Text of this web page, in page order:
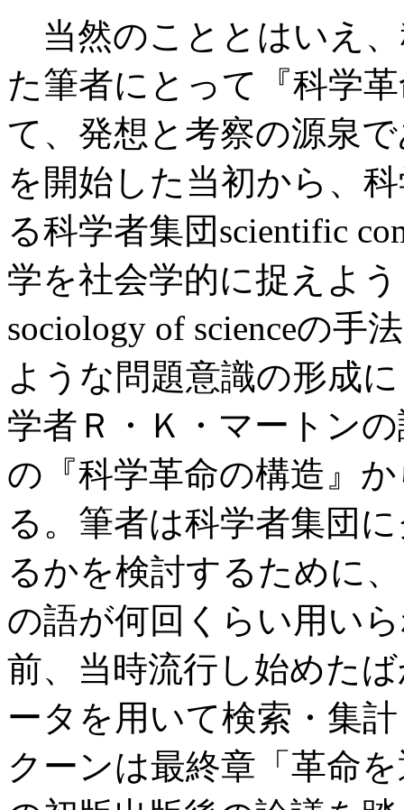
当然のこととはいえ
た筆者にとって『科学
て、発想と考察の源泉
を開始した当初から、
る科学者集団scientific
学を社会学的に捉えよ
sociology of scienceの手
ような問題意識の形成
学者Ｒ・Ｋ・マートン
の『科学革命の構造』
る。筆者は科学者集団
るかを検討するために
の語が何回くらい用い
前、当時流行し始めた
ータを用いて検索・集
クーンは最終章「革命